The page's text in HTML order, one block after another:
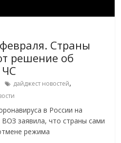
Страны
решение об
дайджест новостей,
в России на
заявила, что страны сами
режима